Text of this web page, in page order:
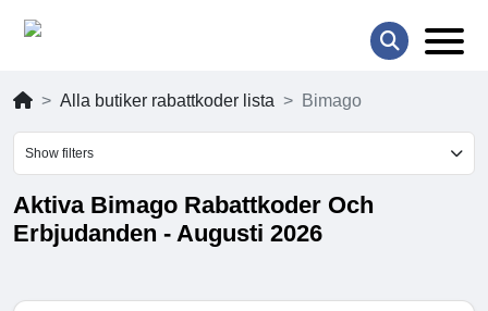
Alla butiker rabattkoder lista Bimago
Show filters
Aktiva Bimago Rabattkoder Och
Erbjudanden - Augusti 2026